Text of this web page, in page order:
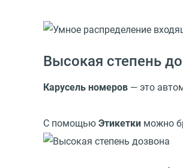
Высокая степень
Карусель номеров — это
С помощью Этикетки можно